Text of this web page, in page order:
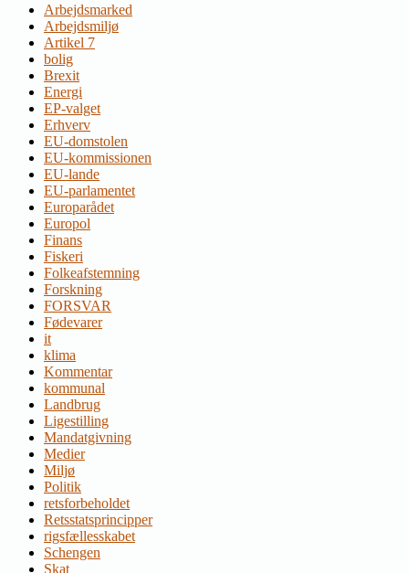
Arbejdsmarked
Arbejdsmiljø
Artikel 7
bolig
Brexit
Energi
EP-valget
Erhverv
EU-domstolen
EU-kommissionen
EU-lande
EU-parlamentet
Europarådet
Europol
Finans
Fiskeri
Folkeafstemning
Forskning
FORSVAR
Fødevarer
it
klima
Kommentar
kommunal
Landbrug
Ligestilling
Mandatgivning
Medier
Miljø
Politik
retsforbeholdet
Retsstatsprincipper
rigsfællesskabet
Schengen
Skat